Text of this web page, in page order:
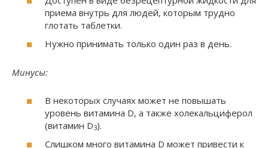
приема внутрь для людей, которым трудно
глотать таблетки.
Нужно принимать только один раз в день.
Минусы:
В некоторых случаях может не повышать
уровень витамина D, а также холекальциферол
(витамин D3).
Слишком много витамина D может привести к